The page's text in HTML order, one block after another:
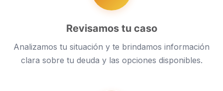
Revisamos tu caso
Analizamos tu situación y te brindamos información
clara sobre tu deuda y las opciones disponibles.